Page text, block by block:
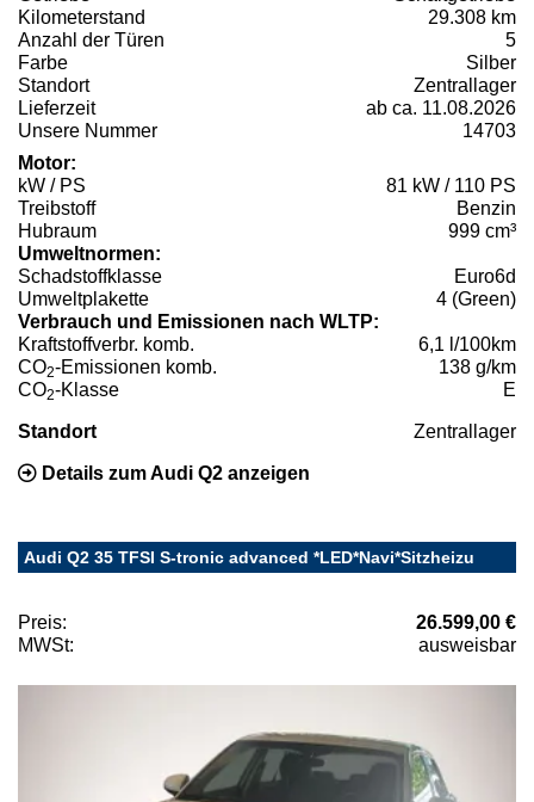
Kilometerstand
29.308 km
Anzahl der Türen
5
Farbe
Silber
Standort
Zentrallager
Lieferzeit
ab ca. 11.08.2026
Unsere Nummer
14703
Motor:
kW / PS
81 kW / 110 PS
Treibstoff
Benzin
Hubraum
999 cm³
Umweltnormen:
Schadstoffklasse
Euro6d
Umweltplakette
4 (Green)
Verbrauch und Emissionen nach WLTP:
Kraftstoffverbr. komb.
6,1 l/100km
CO2-Emissionen komb.
138 g/km
CO2-Klasse E
Standort Zentrallager
Details zum Audi Q2 anzeigen
Audi Q2 35 TFSI S-tronic advanced *LED*Navi*Sitzheizu
Preis:
26.599,00 €
MWSt:
ausweisbar